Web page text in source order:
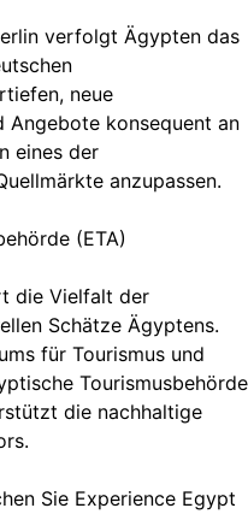
verfolgt Ägypten das
neue
Angebote konsequent an
eines der
anzupassen.
(ETA)
die Vielfalt der
Schätze Ägyptens.
für Tourismus und
Tourismusbehörde
die nachhaltige
Sie Experience Egypt